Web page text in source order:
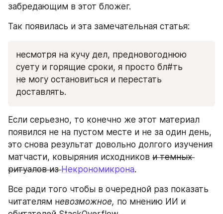
забредающим в этот бложег.
Так появилась и эта замечательная статья:
несмотря на кучу дел, предновогоднюю
суету и горящие сроки, я просто бл#ть
не могу остановиться и перестать
доставлять.
Если серьезно, то конечно же этот материал
появился не на пустом месте и не за один день,
это снова результат довольно долгого изучения
матчасти, ковыряния исходников и темных
ритуалов из Некрономикрона.
Все ради того чтобы в очередной раз показать
читателям невозможное, по мнению ИИ и